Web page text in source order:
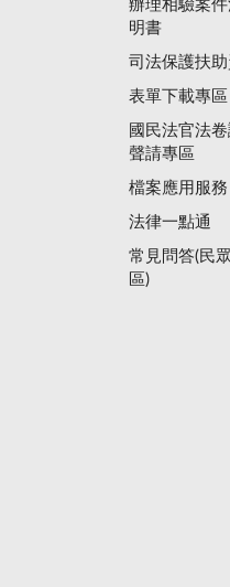
辦理相驗案
明書
司法保護扶
表單下載專區
國民法官法
聲請專區
檔案應用服務
法律一點通
常見問答(民
區)